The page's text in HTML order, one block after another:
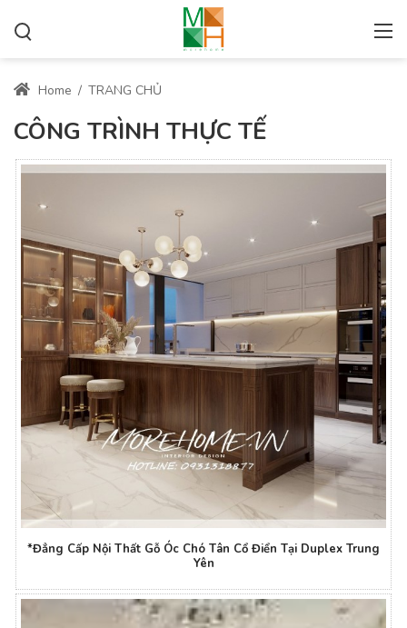
Home / TRANG CHỦ
CÔNG TRÌNH THỰC TẾ
*Đẳng Cấp Nội Thất Gỗ Óc Chó Tân Cổ Điển Tại Duplex Trung
Yên